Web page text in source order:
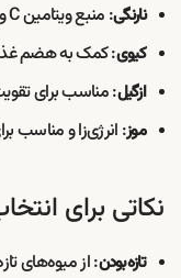
نارنگی: منبع ویتامین C و خوش‌طعم
کیوی: کمک به هضم غذا
ازگیل: مناسب برای
موز: انرژی‌زا و مناسب
نکاتی برای
تازه‌بودن: از میوه‌های